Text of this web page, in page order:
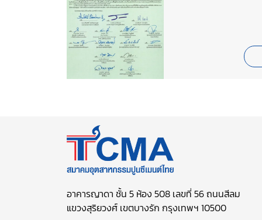
อาคารญาดา ชั้น 5 ห้อง 508 เลขที่ 56 ถนนสีลม
แขวงสุริยวงศ์ เขตบางรัก กรุงเทพฯ 10500